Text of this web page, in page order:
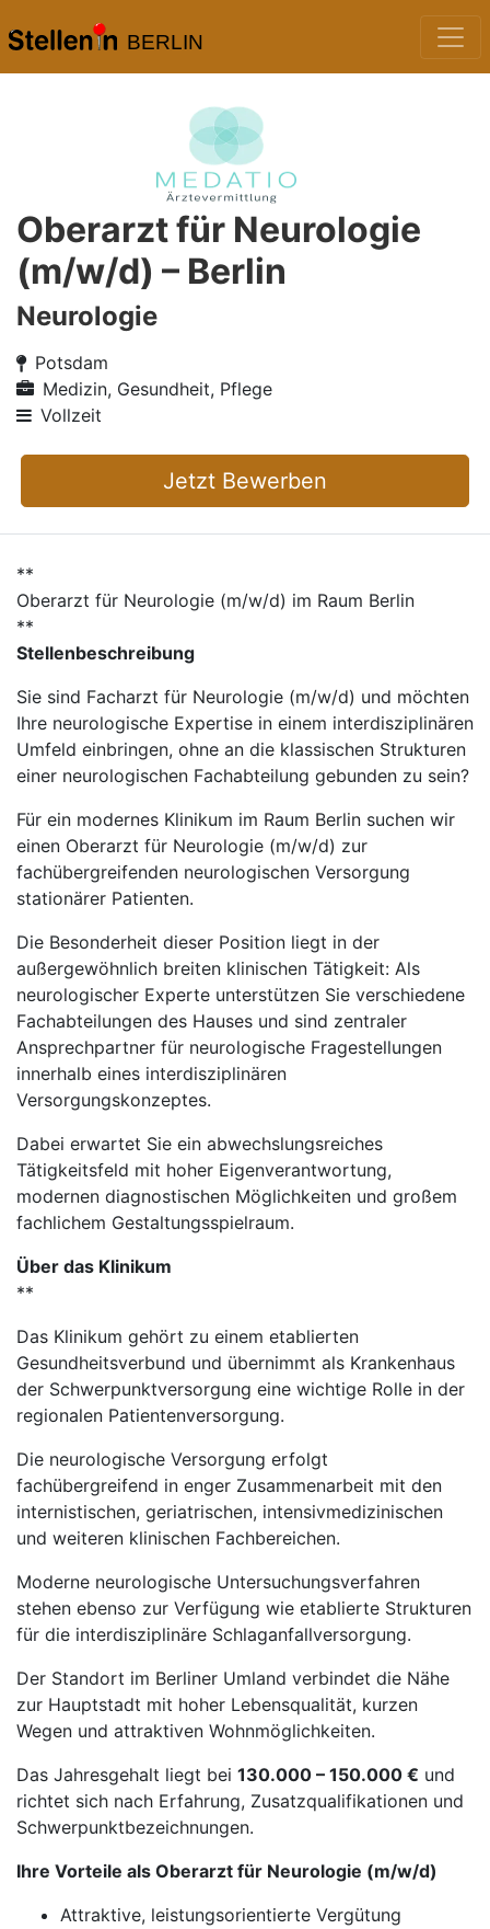
BERLIN
Oberarzt für Neurologie
(m/w/d) – Berlin
Neurologie
Potsdam
Medizin, Gesundheit, Pflege
Vollzeit
Jetzt Bewerben
**
Oberarzt für Neurologie (m/w/d) im Raum Berlin
**
Stellenbeschreibung
Sie sind Facharzt für Neurologie (m/w/d) und möchten
Ihre neurologische Expertise in einem interdisziplinären
Umfeld einbringen, ohne an die klassischen Strukturen
einer neurologischen Fachabteilung gebunden zu sein?
Für ein modernes Klinikum im Raum Berlin suchen wir
einen Oberarzt für Neurologie (m/w/d) zur
fachübergreifenden neurologischen Versorgung
stationärer Patienten.
Die Besonderheit dieser Position liegt in der
außergewöhnlich breiten klinischen Tätigkeit: Als
neurologischer Experte unterstützen Sie verschiedene
Fachabteilungen des Hauses und sind zentraler
Ansprechpartner für neurologische Fragestellungen
innerhalb eines interdisziplinären
Versorgungskonzeptes.
Dabei erwartet Sie ein abwechslungsreiches
Tätigkeitsfeld mit hoher Eigenverantwortung,
modernen diagnostischen Möglichkeiten und großem
fachlichem Gestaltungsspielraum.
Über das Klinikum
**
Das Klinikum gehört zu einem etablierten
Gesundheitsverbund und übernimmt als Krankenhaus
der Schwerpunktversorgung eine wichtige Rolle in der
regionalen Patientenversorgung.
Die neurologische Versorgung erfolgt
fachübergreifend in enger Zusammenarbeit mit den
internistischen, geriatrischen, intensivmedizinischen
und weiteren klinischen Fachbereichen.
Moderne neurologische Untersuchungsverfahren
stehen ebenso zur Verfügung wie etablierte Strukturen
für die interdisziplinäre Schlaganfallversorgung.
Der Standort im Berliner Umland verbindet die Nähe
zur Hauptstadt mit hoher Lebensqualität, kurzen
Wegen und attraktiven Wohnmöglichkeiten.
Das Jahresgehalt liegt bei 130.000 – 150.000 € und
richtet sich nach Erfahrung, Zusatzqualifikationen und
Schwerpunktbezeichnungen.
Ihre Vorteile als Oberarzt für Neurologie (m/w/d)
Attraktive, leistungsorientierte Vergütung